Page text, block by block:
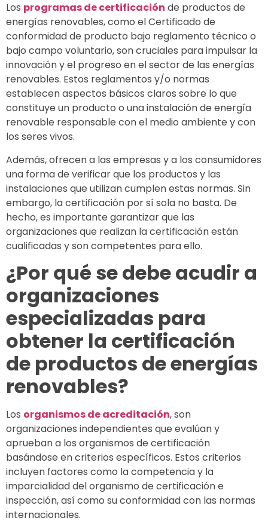
Los programas de certificación de productos de
energías renovables, como el Certificado de
conformidad de producto bajo reglamento técnico o
bajo campo voluntario, son cruciales para impulsar la
innovación y el progreso en el sector de las energías
renovables. Estos reglamentos y/o normas
establecen aspectos básicos claros sobre lo que
constituye un producto o una instalación de energía
renovable responsable con el medio ambiente y con
los seres vivos.
Además, ofrecen a las empresas y a los consumidores
una forma de verificar que los productos y las
instalaciones que utilizan cumplen estas normas. Sin
embargo, la certificación por sí sola no basta. De
hecho, es importante garantizar que las
organizaciones que realizan la certificación están
cualificadas y son competentes para ello.
¿Por qué se debe acudir a
organizaciones
especializadas para
obtener la certificación
de productos de energías
renovables?
Los organismos de acreditación, son
organizaciones independientes que evalúan y
aprueban a los organismos de certificación
basándose en criterios específicos. Estos criterios
incluyen factores como la competencia y la
imparcialidad del organismo de certificación e
inspección, así como su conformidad con las normas
internacionales.